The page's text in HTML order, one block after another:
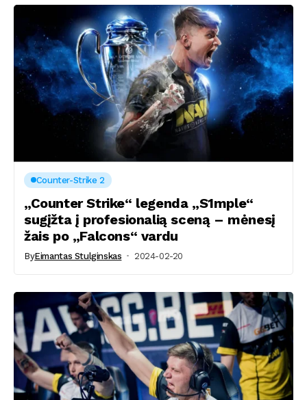
Counter-Strike 2
„Counter Strike“ legenda „S1mple“
sugįžta į profesionalią sceną – mėnesį
žais po „Falcons“ vardu
ByEimantas Stulginskas 2024-02-20